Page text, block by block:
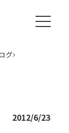
グ
2012/6/23